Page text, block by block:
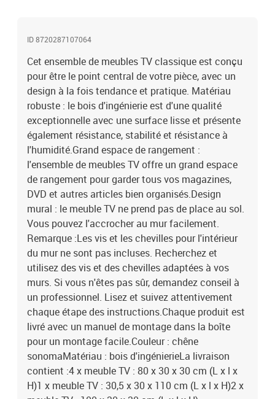
ID 8720287107064
Cet ensemble de meubles TV classique est conçu
pour être le point central de votre pièce, avec un
design à la fois tendance et pratique. Matériau
robuste : le bois d'ingénierie est d'une qualité
exceptionnelle avec une surface lisse et présente
également résistance, stabilité et résistance à
l'humidité.Grand espace de rangement :
l'ensemble de meubles TV offre un grand espace
de rangement pour garder tous vos magazines,
DVD et autres articles bien organisés.Design
mural : le meuble TV ne prend pas de place au sol.
Vous pouvez l'accrocher au mur facilement.
Remarque :Les vis et les chevilles pour l'intérieur
du mur ne sont pas incluses. Recherchez et
utilisez des vis et des chevilles adaptées à vos
murs. Si vous n'êtes pas sûr, demandez conseil à
un professionnel. Lisez et suivez attentivement
chaque étape des instructions.Chaque produit est
livré avec un manuel de montage dans la boîte
pour un montage facile.Couleur : chêne
sonomaMatériau : bois d'ingénierieLa livraison
contient :4 x meuble TV : 80 x 30 x 30 cm (L x l x
H)1 x meuble TV : 30,5 x 30 x 110 cm (L x l x H)2 x